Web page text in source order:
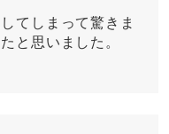
てしまって驚きま
と思いました。